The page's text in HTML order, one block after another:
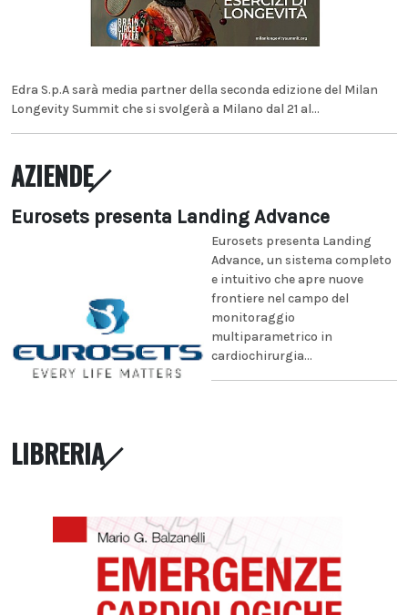
Edra S.p.A sarà media partner della seconda edizione del Milan
Longevity Summit che si svolgerà a Milano dal 21 al...
AZIENDE
Eurosets presenta Landing Advance
Eurosets presenta Landing
Advance, un sistema completo
e intuitivo che apre nuove
frontiere nel campo del
monitoraggio
multiparametrico in
cardiochirurgia...
LIBRERIA